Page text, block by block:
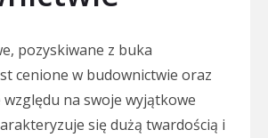
pozyskiwane z buka
cenione w budownictwie oraz
na swoje wyjątkowe
się dużą twardością i